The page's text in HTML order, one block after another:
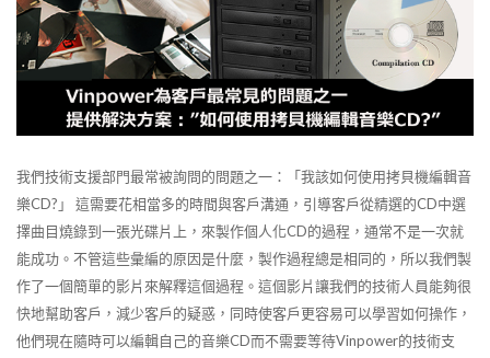
我們技術支援部門最常被詢問的問題之一：「我該如何使用拷貝機編輯音
樂CD?」 這需要花相當多的時間與客戶溝通，引導客戶從精選的CD中選
擇曲目燒錄到一張光碟片上，來製作個人化CD的過程，通常不是一次就
能成功。不管這些彙編的原因是什麼，製作過程總是相同的，所以我們製
作了一個簡單的影片來解釋這個過程。這個影片讓我們的技術人員能夠很
快地幫助客戶，減少客戶的疑惑，同時使客戶更容易可以學習如何操作，
他們現在隨時可以編輯自己的音樂CD而不需要等待Vinpower的技術支